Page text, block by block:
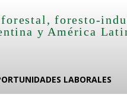
foresto-
y América
LABORALES